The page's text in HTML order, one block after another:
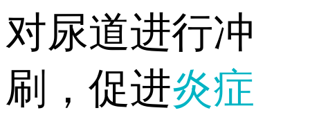
对尿道进行冲
刷，促进炎症